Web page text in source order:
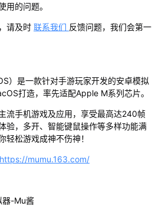
用的问题。
请及时 联系我们 反馈问题，我们会第一
）是一款针对手游玩家开发的安卓模拟
打造，率先适配Apple M系列芯片。
流手机游戏及应用，享受最高达240帧
验，多开、智能键鼠操作等多样功能满
轻松游戏成神不伤神！
https://mumu.163.com/
器-Mu酱